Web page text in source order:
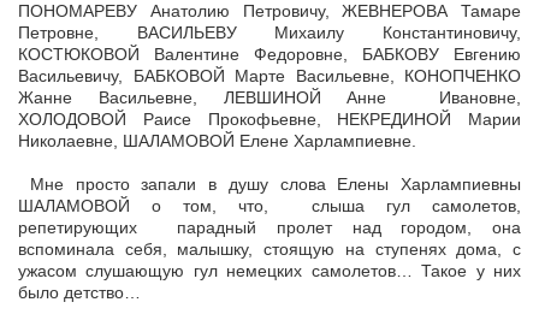
ПОНОМАРЕВУ Анатолию Петровичу, ЖЕВНЕРОВА Тамаре
Петровне, ВАСИЛЬЕВУ Михаилу Константиновичу,
КОСТЮКОВОЙ Валентине Федоровне, БАБКОВУ Евгению
Васильевичу, БАБКОВОЙ Марте Васильевне, КОНОПЧЕНКО
Жанне Васильевне, ЛЕВШИНОЙ Анне Ивановне,
ХОЛОДОВОЙ Раисе Прокофьевне, НЕКРЕДИНОЙ Марии
Николаевне, ШАЛАМОВОЙ Елене Харлампиевне.
Мне просто запали в душу слова Елены Харлампиевны
ШАЛАМОВОЙ о том, что, слыша гул самолетов,
репетирующих парадный пролет над городом, она
вспоминала себя, малышку, стоящую на ступенях дома, с
ужасом слушающую гул немецких самолетов… Такое у них
было детство…